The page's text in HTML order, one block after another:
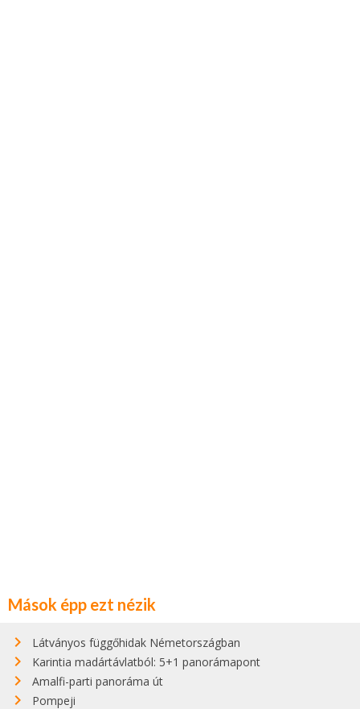
Mások épp ezt nézik
Látványos függőhidak Németországban
Karintia madártávlatból: 5+1 panorámapont
Amalfi-parti panoráma út
Pompeji